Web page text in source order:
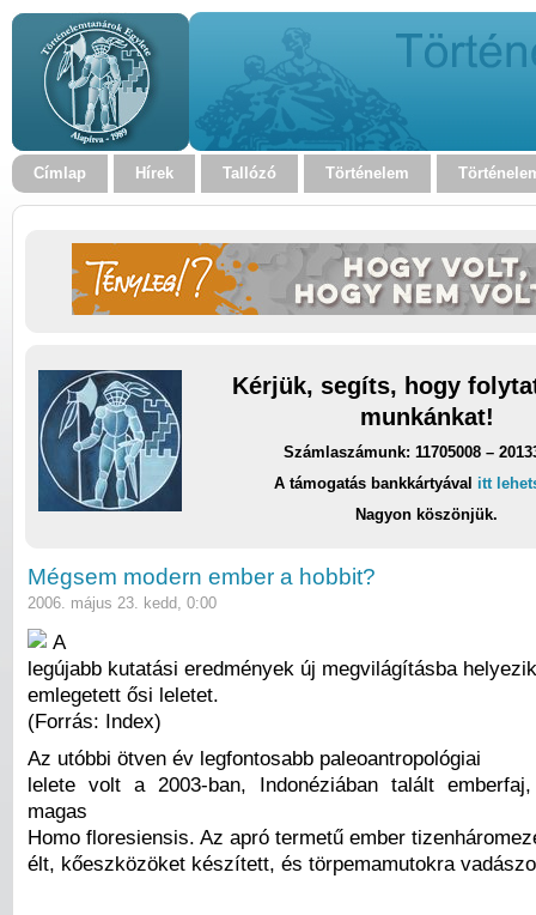
Címlap Hírek Tallózó Történelem
Kérjük, segíts, hogy
munkánkat!
Számlaszámunk: 11705008 –
A támogatás bankkártyával itt
Nagyon köszönjük.
Mégsem modern ember a hobbit?
2006. május 23. kedd, 0:00
A
legújabb kutatási eredmények új megvilágításba
emlegetett ősi leletet.
(Forrás: Index)
Az utóbbi ötven év legfontosabb paleoantropológiai
lelete volt a 2003-ban, Indonéziában talált
magas
Homo floresiensis. Az apró termetű ember
élt, kőeszközöket készített, és törpemamutokra